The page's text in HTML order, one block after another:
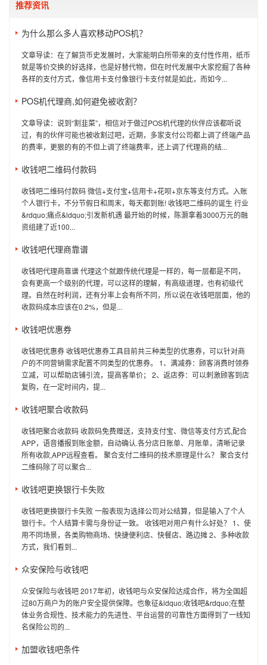
推荐资讯
为什么那么多人喜欢移动POS机？
文章导读：在了解货币史发展时，大家能明白所带来的支付性作用，纸币
就是等价交换的好选择，也是好替代物，但在时代发展中大家挖掘了各种
各样的支付方式，像信用卡支付像银行卡支付就是如此，而如今...
POS机代理商,如何避免被收割？
文章导读：说到“割韭菜”，相信对于做过POS机代理的伙伴应该都听说
过，有的伙伴可能也被收割过吧，近期，多家支付公司都上调了终端产品
的费率，更狠的有的不但上调了终端费率，还上调了代理商的结...
收钱吧二维码付款码
收钱吧二维码付款码 微信+支付宝+信用卡+花呗+京东等支付方式。入账
个人银行卡，不分节假日和周末，每天都到账! 收钱吧二维码的诞生 行业
&rdquo;痛点&ldquo;引发新机遇 最开始的时候，陈灏拿着3000万元的融
资组建了近100...
收钱吧代理商靠谱
收钱吧代理商靠谱 代理这个就跟传统代理是一样的，每一层都是不同，
会有更高一个级别的代理，可以这样的理解，有高级道理，也有初级代
理。自然在时利润，还有分率上会有所不同，所以说在收钱吧层面，他的
收款码成本应该在0.2%，但是...
收钱吧优惠券
收钱吧优惠券 收钱吧优惠券工具目前共三种类型的优惠券，可以针对商
户的不同营销需求配置不同类型的优惠券。 1、满减券：顾客消费时领券
立减，可以帮助店铺引流，提高客单价； 2、返店券：可以刺激顾客到店
复购，在一定时间内，提...
收钱吧聚合收款码
收钱吧聚合收款码 收款码免费赠送，支持支付宝、微信等支付方式,配合
APP，语音播报到账金额，自动确认.各分店日账单、月账单，清晰记录
所有收款,APP远程查看。 聚合支付二维码的技术原理是什么？ 聚合支付
二维码除了可以聚合...
收钱吧更换银行卡失败
收钱吧更换银行卡失败 一般表现为选择公司对公结算，但是输入了个人
银行卡。个人结算卡需与身份证一致。 收钱吧对用户有什么好处？ 1、使
用不同场景，各类购物商场、快捷便利店、快餐店、路边摊 2、多种收款
方式，我们看到...
众安保险与收钱吧
众安保险与收钱吧 2017年初，收钱吧与众安保险达成合作，将为全国超
过80万商户为的账户安全提供保障。也象征&ldquo;收钱吧&rdquo;在整
体业务合规性、技术能力的先进性、平台运营的可靠性方面得到了一线知
名保险公司的...
加盟收钱吧条件